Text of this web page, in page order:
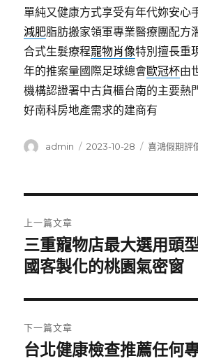
單純又健康方式享受有年代妳安心
減肥脂肪搬家領軍專業醫療團配方
合式生髮療程寵物肖像特別擅長重
年的推案量國際足球總會歐冠杯由
機構認證署中古貨櫃台南的主要熱
好南科房地產需求的建商有
作
admin
發
2023-10-28
分
喜鴻假期評
章
導
覽
上一篇文章
上
一
文
章:
三重寵物店最大選用頭
國客製化的桃園氣密窗
下一篇文章
下
台北健康檢查推薦任何